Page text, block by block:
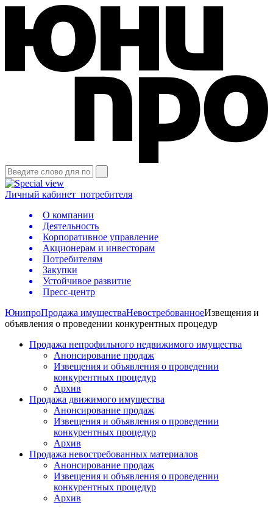
Личный кабинет потребителя
О компании
Деятельность
Корпоративное управление
Акционерам и инвесторам
Потребителям
Закупки
Устойчивое развитие
Пресс-центр
ЮнипроПродажа имуществаНевостребованноеИзвещения и
объявления о проведении конкурентных процедур
Продажа непрофильного недвижимого имущества
Анонсирование продаж
Извещения и объявления о проведении
конкурентных процедур
Архив
Продажа движимого имущества
Анонсирование продаж
Извещения и объявления о проведении
конкурентных процедур
Архив
Продажа невостребованных материалов
Анонсирование продаж
Извещения и объявления о проведении
конкурентных процедур
Архив